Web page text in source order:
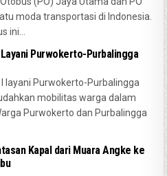
moda transportasi di Indonesia.
ini...
Purwokerto-Purbalingga
layani Purwokerto-Purbalingga
mobilitas warga dalam
Purwokerto dan Purbalingga
Kapal dari Muara Angke ke